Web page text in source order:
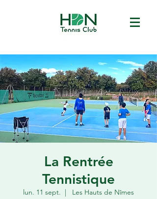
La Rentrée
Tennistique
lun. 11 sept.
  |
Les Hauts de Nîmes